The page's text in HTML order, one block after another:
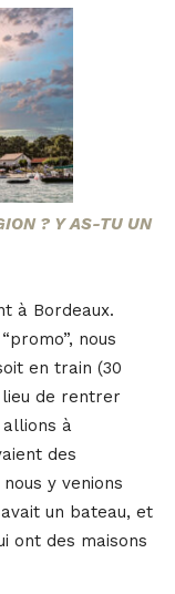
? Y AS-TU UN
à Bordeaux.
nous
en train (30
lieu de rentrer
à
des
y venions
un bateau, et
ont des maisons